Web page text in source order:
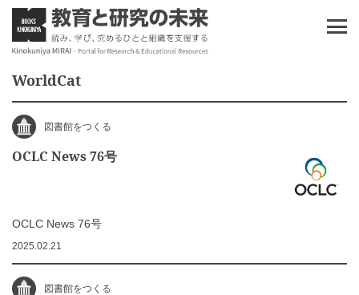
WorldCat
図書館をつくる
OCLC News 76号
OCLC News 76号
2025.02.21
図書館をつくる